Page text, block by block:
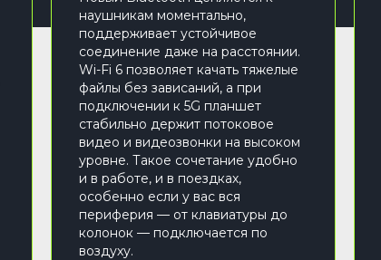
наушникам моментально,
поддерживает устойчивое
соединение даже на расстоянии.
Wi-Fi 6 позволяет качать тяжелые
файлы без зависаний, а при
подключении к 5G планшет
стабильно держит потоковое
видео и видеозвонки на высоком
уровне. Такое сочетание удобно
и в работе, и в поездках,
особенно если у вас вся
периферия — от клавиатуры до
колонок — подключается по
воздуху.